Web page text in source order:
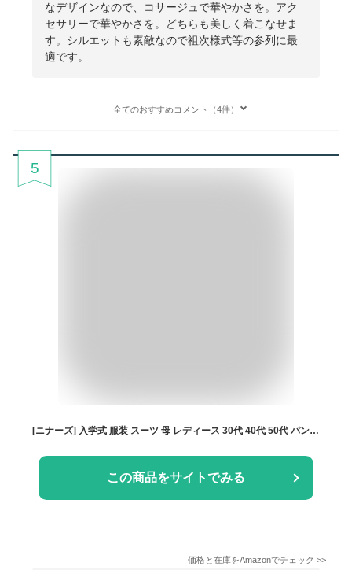
なデザインなので、コサージュで華やかさを。アク
セサリーで華やかさを。どちらも美しく着こなせま
す。シルエットも素敵なので祖次様式等の参列に最
適です。
全てのおすすめコメント（4件）
5
[ニナーズ] 入学式 服装 スーツ 母 レディース 30代 40代 50代 パンツスーツ セレモニースーツ ママスーツ 母親 入園式 卒園式 卒業式 大きいサイズ CS-2301 (9号)
この商品をサイトでみる
価格と在庫をAmazonでチェック >>